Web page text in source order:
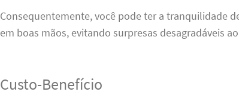
Consequentemente, você pode ter a tranquilidade
em boas mãos, evitando surpresas desagradáveis
Custo-Benefício